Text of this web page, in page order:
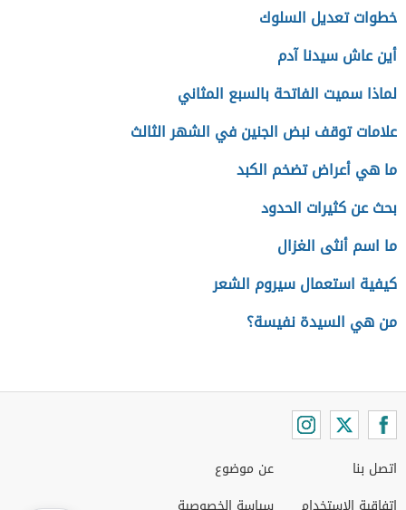
خطوات تعديل السلوك
أين عاش سيدنا آدم
لماذا سميت الفاتحة بالسبع المثاني
علامات توقف نبض الجنين في الشهر الثالث
ما هي أعراض تضخم الكبد
بحث عن كثيرات الحدود
ما اسم أنثى الغزال
كيفية استعمال سيروم الشعر
من هي السيدة نفيسة؟
اتصل بنا
عن موضوع